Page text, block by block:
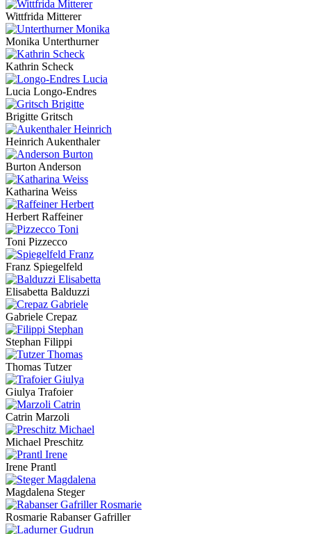
Wittfrida Mitterer
Monika Unterthurner
Kathrin Scheck
Lucia Longo-Endres
Brigitte Gritsch
Heinrich Aukenthaler
Burton Anderson
Katharina Weiss
Herbert Raffeiner
Toni Pizzecco
Franz Spiegelfeld
Elisabetta Balduzzi
Gabriele Crepaz
Stephan Filippi
Thomas Tutzer
Giulya Trafoier
Catrin Marzoli
Michael Preschitz
Irene Prantl
Magdalena Steger
Rosmarie Rabanser Gafriller